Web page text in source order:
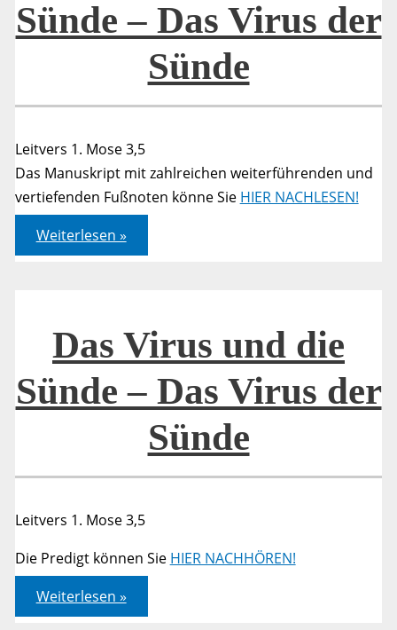
Sünde – Das Virus der
Sünde
Leitvers 1. Mose 3,5
Das Manuskript mit zahlreichen weiterführenden und
vertiefenden Fußnoten könne Sie HIER NACHLESEN!
Das
Virus
und
Virus
Sünde
Weiterlesen »
Das Virus und die
Sünde – Das Virus der
Sünde
Leitvers 1. Mose 3,5
Die Predigt können Sie HIER NACHHÖREN!
Das
Virus
und
Weiterlesen »